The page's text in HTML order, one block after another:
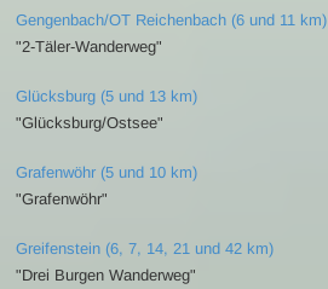
Gengenbach/OT Reichenbach (6 und 11 km)
"2-Täler-Wanderweg"
Glücksburg (5 und 13 km)
"Glücksburg/Ostsee"
Grafenwöhr (5 und 10 km)
"Grafenwöhr"
Greifenstein (6, 7, 14, 21 und 42 km)
"Drei Burgen Wanderweg"